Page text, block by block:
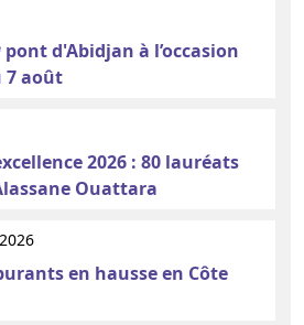
d'Abidjan à l’occasion
7 août
2026 : 80 lauréats
Ouattara
en hausse en Côte